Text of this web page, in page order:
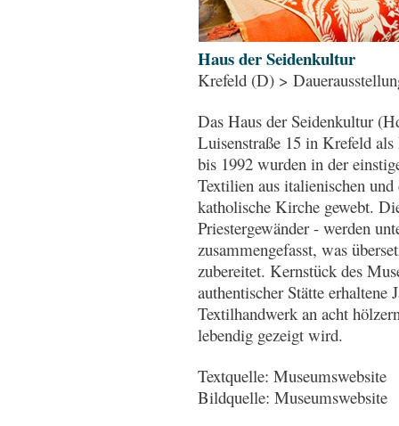
Haus der Seidenkultur
Krefeld (D) >
Das Haus der Seidenkultur
Luisenstraße 15 in Krefeld
bis 1992 wurden in der
Textilien aus italienischen
katholische Kirche gewebt.
Priestergewänder - werden
zusammengefasst, was
zubereitet. Kernstück des
authentischer Stätte erhaltene
Textilhandwerk an acht
lebendig gezeigt wird.
Textquelle: Museumswebsite
Bildquelle: Museumswebsite